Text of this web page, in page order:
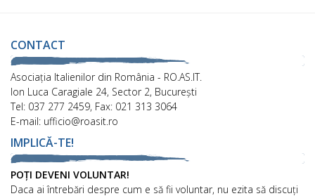
CONTACT
Asociaţia Italienilor din România - RO.AS.IT.
Ion Luca Caragiale 24, Sector 2, București
Tel: 037 277 2459, Fax: 021 313 3064
E-mail: ufficio@roasit.ro
IMPLICĂ-TE!
POȚI DEVENI VOLUNTAR!
Daca ai întrebări despre cum e să fii voluntar, nu ezita să discuți